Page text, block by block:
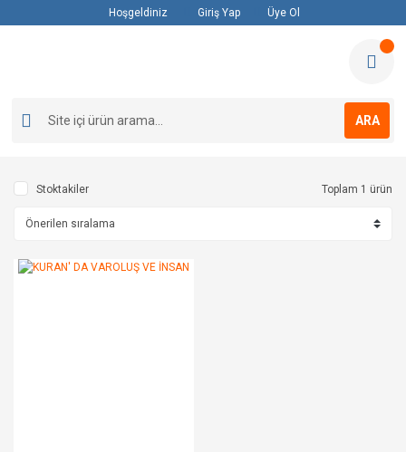
Hoşgeldiniz Giriş Yap Üye Ol
ARA
Stoktakiler Toplam 1 ürün